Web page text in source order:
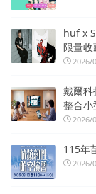
huf x
限量收
2026/
戴爾
整合小
2026/
115年
2026/